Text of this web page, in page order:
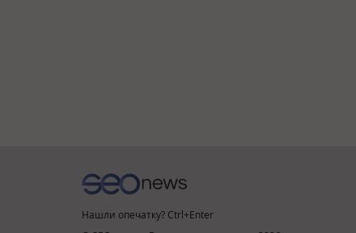
Нашли опечатку? Ctrl+Enter